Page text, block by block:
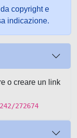
copyright e
indicazione.
o creare un link
272674